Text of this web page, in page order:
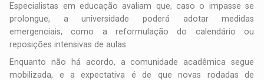
Especialistas em educação avaliam que, caso o impasse se
prolongue, a universidade poderá adotar medidas
emergenciais, como a reformulação do calendário ou
reposições intensivas de aulas.
Enquanto não há acordo, a comunidade acadêmica segue
mobilizada, e a expectativa é de que novas rodadas de